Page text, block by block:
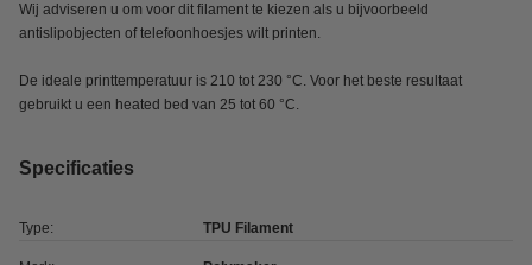
Wij adviseren u om voor dit filament te kiezen als u bijvoorbeeld
antislipobjecten of telefoonhoesjes wilt printen.
De ideale printtemperatuur is 210 tot 230 °C. Voor het beste resultaat
gebruikt u een heated bed van 25 tot 60 °C.
Specificaties
Type: TPU Filament